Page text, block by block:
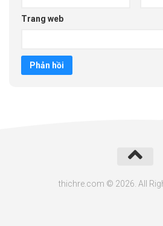
Trang web
thichre.com © 2026. All